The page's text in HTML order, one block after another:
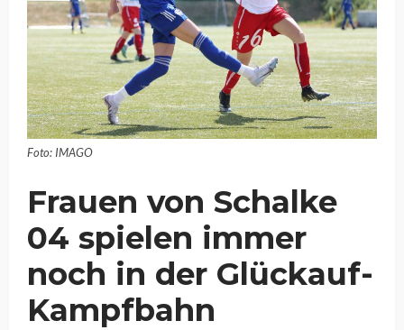
Foto: IMAGO
Frauen von Schalke
04 spielen immer
noch in der Glückauf-
Kampfbahn